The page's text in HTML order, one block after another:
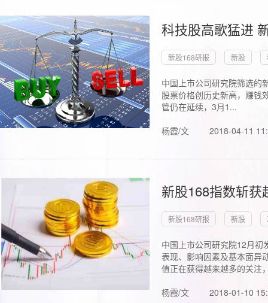
科技股高歌猛进
新股168研报 新股
中国上市公司研究院筛选的
股票价格创历史新高，赚钱
管仍在延续，3月1...
杨霞/文
2018-04-11
新股168指数斩
新股168研报 新股
中国上市公司研究院12月初
表现、影响因素及基本面异
值正在获得越来越多的关注
杨霞/文
2018-01-10